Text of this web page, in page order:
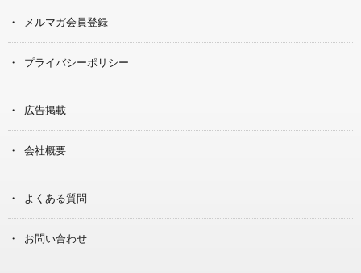
メルマガ会員登録
プライバシーポリシー
広告掲載
会社概要
よくある質問
お問い合わせ